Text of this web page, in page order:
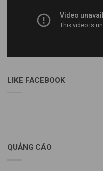
LIKE FACEBOOK
QUẢNG CÁO